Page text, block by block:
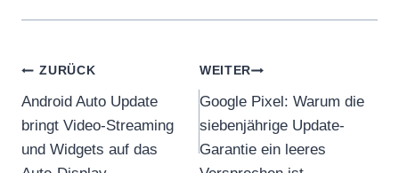
Beitragsnavigation
ZURÜCK
Android Auto Update
bringt Video-Streaming
und Widgets auf das
WEITER
Google Pixel: Warum die
siebenjährige Update-
Garantie ein leeres